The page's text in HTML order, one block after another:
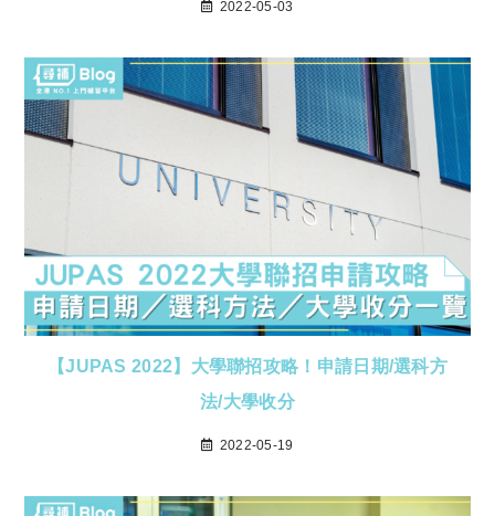
2022-05-03
【JUPAS 2022】大學聯招攻略！申請日期/選科方
法/大學收分
2022-05-19